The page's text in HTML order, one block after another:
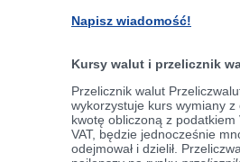
Napisz wiadomość!
Kursy walut i przelicznik
Przelicznik walut
wykorzystuje kurs wymiany z
kwotę obliczoną z podatkiem
VAT, będzie jednocześnie
odejmował i dzielił.